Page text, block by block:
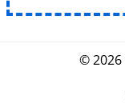
© 2026